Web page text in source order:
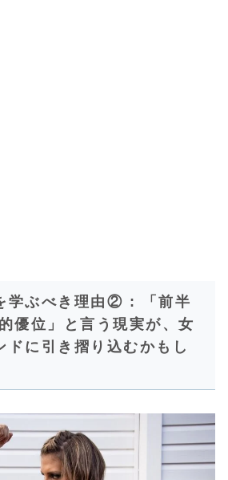
学ぶべき理由② : 「前半
優位」と言う現実が、女
ドに引き摺り込むかもし